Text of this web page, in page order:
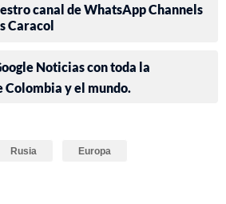
canal de WhatsApp Channels
Caracol
Noticias con toda la
y el mundo.
Rusia Europa